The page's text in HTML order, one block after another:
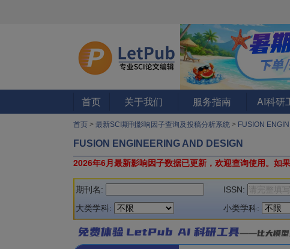
首页 关于我们 服务指南 AI科研
首页 > 最新SCI期刊影响因子查询及投稿分析系统 > FUSION
FUSION ENGINEERING AND DESIGN
2026年6月最新影响因子数据已更新，欢迎查询使用。 如
期刊名: ISSN:
大类学科:
小类学科: